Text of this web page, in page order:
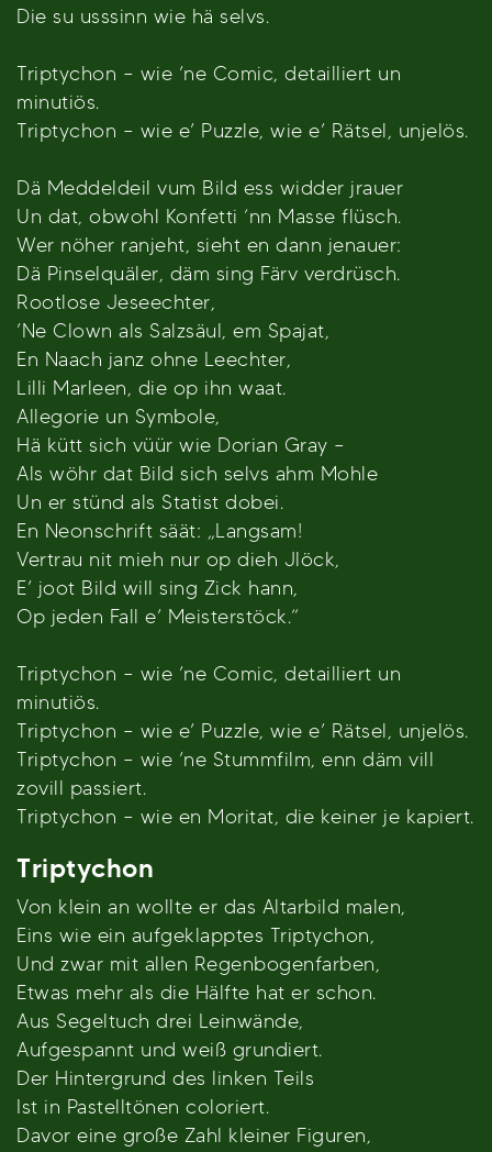
Die su usssinn wie hä selvs.
Triptychon – wie ’ne Comic, detailliert un
minutiös.
Triptychon – wie e’ Puzzle, wie e’ Rätsel, unjelös.
Dä Meddeldeil vum Bild ess widder jrauer
Un dat, obwohl Konfetti ‘nn Masse flüsch.
Wer nöher ranjeht, sieht en dann jenauer:
Dä Pinselquäler, däm sing Färv verdrüsch.
Rootlose Jeseechter,
’Ne Clown als Salzsäul, em Spajat,
En Naach janz ohne Leechter,
Lilli Marleen, die op ihn waat.
Allegorie un Symbole,
Hä kütt sich vüür wie Dorian Gray –
Als wöhr dat Bild sich selvs ahm Mohle
Un er stünd als Statist dobei.
En Neonschrift säät: „Langsam!
Vertrau nit mieh nur op dieh Jlöck,
E’ joot Bild will sing Zick hann,
Op jeden Fall e’ Meisterstöck.“
Triptychon – wie ’ne Comic, detailliert un
minutiös.
Triptychon – wie e’ Puzzle, wie e’ Rätsel, unjelös.
Triptychon – wie ’ne Stummfilm, enn däm vill
zovill passiert.
Triptychon – wie en Moritat, die keiner je kapiert.
Triptychon
Von klein an wollte er das Altarbild malen,
Eins wie ein aufgeklapptes Triptychon,
Und zwar mit allen Regenbogenfarben,
Etwas mehr als die Hälfte hat er schon.
Aus Segeltuch drei Leinwände,
Aufgespannt und weiß grundiert.
Der Hintergrund des linken Teils
Ist in Pastelltönen coloriert.
Davor eine große Zahl kleiner Figuren,